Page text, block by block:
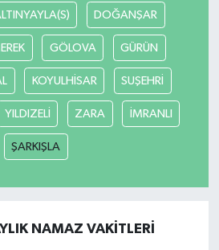
DOĞANŞAR
GÖLOVA GÜRÜN
KOYULHİSAR SUŞEHRİ
YILDIZELİ ZARA İMRANLI
ŞARKIŞLA
NAMAZ VAKITLERI